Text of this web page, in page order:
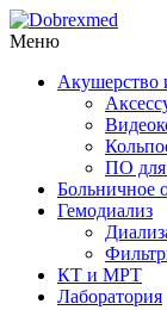
Меню
Акушерство
ПО для
Больничное
Гемодиализ
КТ и МРТ
Лаборатория